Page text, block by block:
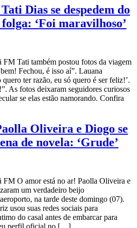
Dias se despedem do
‘Foi maravilhoso’
FM Tati também postou fotos da viagem
Fechou, é isso aí”. Lauana
ter razão, eu só quero é ser feliz!’.
As fotos deixaram seguidores curiosos
se elas estão namorando. Confira
Oliveira e Diogo se
de novela: ‘Grude’
FM O amor está no ar! Paolla Oliveira e
um verdadeiro beijo
na tarde deste domingo (07).
usou suas redes sociais para
do casal antes de embarcar para
perfil oficial no […]